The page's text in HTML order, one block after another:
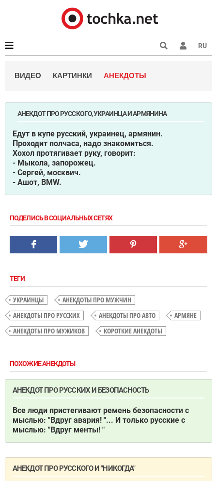
RU
ВИДЕО КАРТИНКИ АНЕКДОТЫ
АНЕКДОТ ПРО РУССКОГО, УКРАИНЦА И АРМЯНИНА
Eдут в купе русский, украинец, армянин.
Проходит полчаса, надо знакомиться.
Хохол протягивает руку, говорит:
- Мыкола, запорожец.
- Сергей, москвич.
- Ашот, BМW.
ПОДЕЛИСЬ В СОЦИАЛЬНЫХ СЕТЯХ
ТЕГИ
УКРАИНЦЫ
АНЕКДОТЫ ПРО МУЖЧИН
АНЕКДОТЫ ПРО РУССКИХ
АНЕКДОТЫ ПРО АВТО
АРМЯНЕ
АНЕКДОТЫ ПРО МУЖИКОВ
КОРОТКИЕ АНЕКДОТЫ
ПОХОЖИЕ АНЕКДОТЫ
АНЕКДОТ ПРО РУССКИХ И БЕЗОПАСНОСТЬ
Все люди пристегивают ремень безопасности с
мыслью: "Вдруг авария! "... И только русские с
мыслью: "Вдруг менты! "
АНЕКДОТ ПРО РУССКОГО И "НИКОГДА"